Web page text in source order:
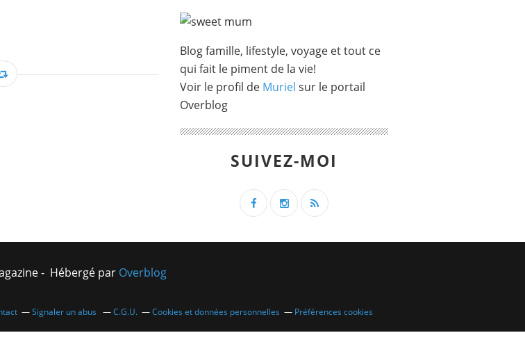
Blog famille, lifestyle, voyage et tout ce
qui fait le piment de la vie!
Voir le profil de Muriel sur le portail
Overblog
SUIVEZ-MOI
- Hébergé par Overblog
Signaler un abus C.G.U. Cookies et données personnelles Préférences cookies